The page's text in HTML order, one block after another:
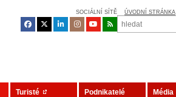
SOCIÁLNÍ SÍTĚ ÚVODNÍ STRÁNKA
Turisté Podnikatelé Média